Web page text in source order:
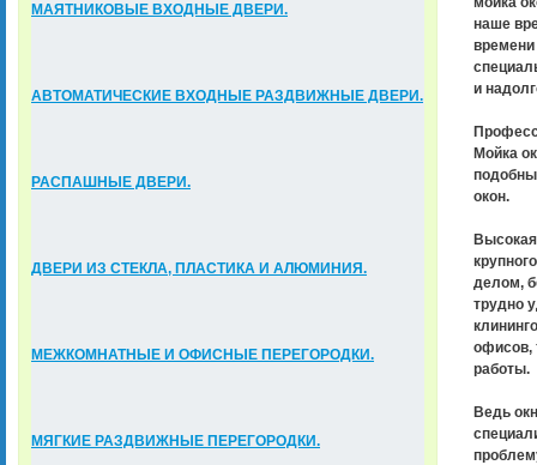
наше
времени
и
Мойка
окон.
делом,
трудно
офисов,
работы.
Ведь
МАЯТНИКОВЫЕ ВХОДНЫЕ ДВЕРИ.
АВТОМАТИЧЕСКИЕ ВХОДНЫЕ РАЗДВИЖНЫЕ ДВЕРИ.
РАСПАШНЫЕ ДВЕРИ.
ДВЕРИ ИЗ СТЕКЛА, ПЛАСТИКА И АЛЮМИНИЯ.
МЕЖКОМНАТНЫЕ И ОФИСНЫЕ ПЕРЕГОРОДКИ.
МЯГКИЕ РАЗДВИЖНЫЕ ПЕРЕГОРОДКИ.